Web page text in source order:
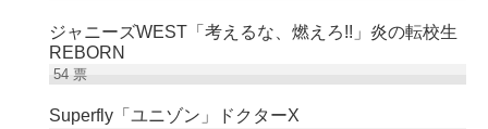
ジャニーズWEST「考えるな、燃えろ!!」炎の転校生
REBORN
54票
Superfly「ユニゾン」ドクターX